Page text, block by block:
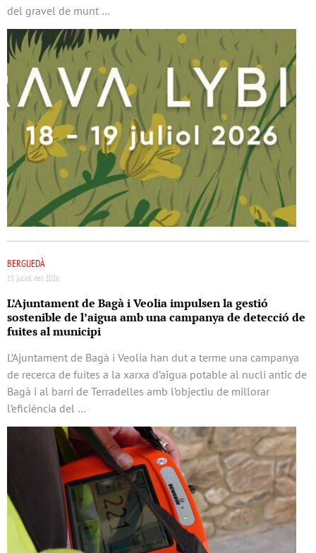
del gravel de munt …
BERGUEDÀ
15 juliol del 2026
L’Ajuntament de Bagà i Veolia impulsen la gestió
sostenible de l’aigua amb una campanya de detecció de
fuites al municipi
L’Ajuntament de Bagà i Veolia han dut a terme una campanya
de recerca de fuites a la xarxa d’aigua potable al nucli antic de
Bagà i al barri de Terradelles amb l’objectiu de millorar
l’eficiència del …